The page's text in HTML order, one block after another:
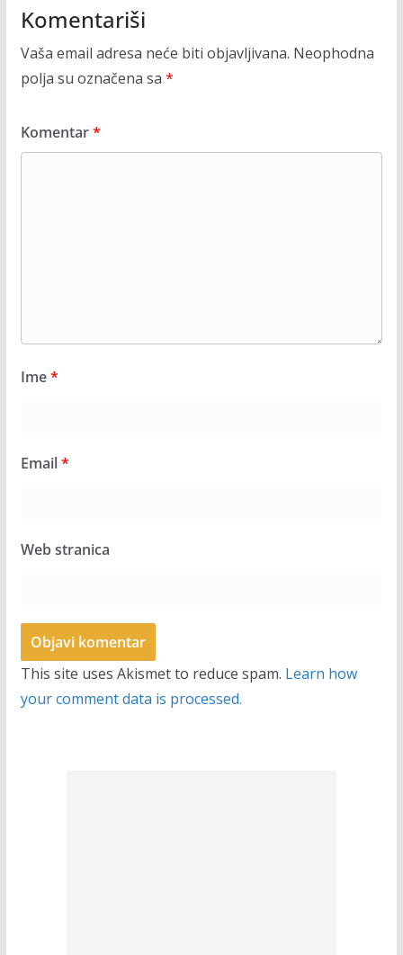
Komentariši
Vaša email adresa neće biti objavljivana. Neophodna
polja su označena sa *
Komentar*
Ime*
Email*
Web stranica
This site uses Akismet to reduce spam. Learn how
your comment data is processed.